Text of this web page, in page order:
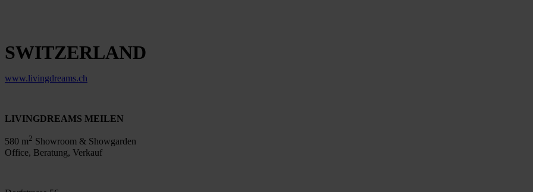
SWITZERLAND
www.livingdreams.ch
LIVINGDREAMS MEILEN
580 m2 Showroom & Showgarden
Office, Beratung, Verkauf